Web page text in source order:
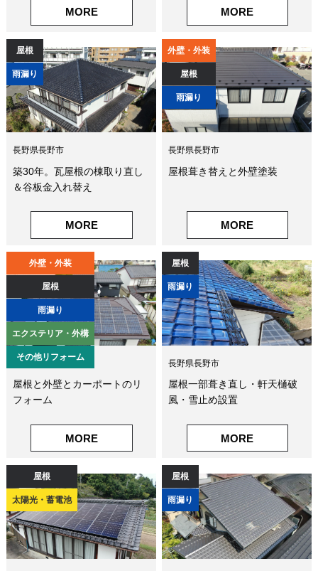
MORE MORE
屋根
雨漏り
長野県長野市
築30年。瓦屋根の棟取り直し
＆谷板金入れ替え
MORE
外壁・外装
屋根
雨漏り
長野県長野市
屋根葺き替えと外壁塗装
MORE
外壁・外装
屋根
雨漏り
エクステリア・外構
その他リフォーム
長野県長野市
屋根と外壁とカーポートのリ
フォーム
MORE
屋根
雨漏り
長野県長野市
屋根一部葺き直し・軒天樋破
風・雪止め設置
MORE
屋根
太陽光・蓄電池
屋根
雨漏り